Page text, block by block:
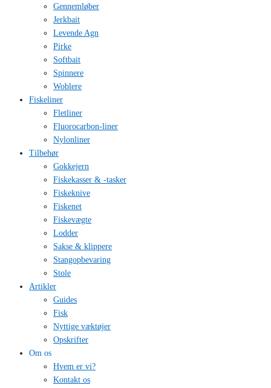
Gennemløber
Jerkbait
Levende Agn
Pirke
Softbait
Spinnere
Woblere
Fiskeliner
Fletliner
Fluorocarbon-liner
Nylonliner
Tilbehør
Gokkejern
Fiskekasser & -tasker
Fiskeknive
Fiskenet
Fiskevægte
Lodder
Sakse & klippere
Stangopbevaring
Stole
Artikler
Guides
Fisk
Nyttige væktøjer
Opskrifter
Om os
Hvem er vi?
Kontakt os